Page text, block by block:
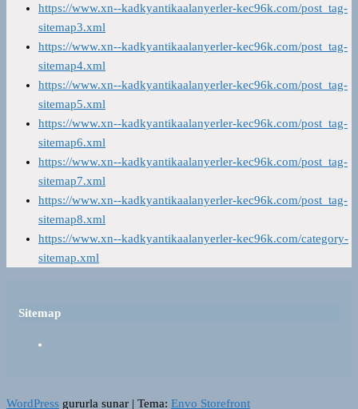
https://www.xn--kadkyantikaalanyerler-kec96k.com/post_tag-
sitemap3.xml
https://www.xn--kadkyantikaalanyerler-kec96k.com/post_tag-
sitemap4.xml
https://www.xn--kadkyantikaalanyerler-kec96k.com/post_tag-
sitemap5.xml
https://www.xn--kadkyantikaalanyerler-kec96k.com/post_tag-
sitemap6.xml
https://www.xn--kadkyantikaalanyerler-kec96k.com/post_tag-
sitemap7.xml
https://www.xn--kadkyantikaalanyerler-kec96k.com/post_tag-
sitemap8.xml
https://www.xn--kadkyantikaalanyerler-kec96k.com/category-
sitemap.xml
Sitemap
WordPress gururla sunar | Tema: Envo Storefront